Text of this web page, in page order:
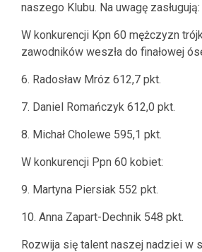
naszego Klubu. Na uwagę zasługują:
W konkurencji Kpn 60 mężczyzn
zawodników weszła do finałowej
6. Radosław Mróz 612,7 pkt.
7. Daniel Romańczyk 612,0 pkt.
8. Michał Cholewe 595,1 pkt.
W konkurencji Ppn 60 kobiet:
9. Martyna Piersiak 552 pkt.
10. Anna Zapart-Dechnik 548 pkt.
Rozwija się talent naszej nadziei w